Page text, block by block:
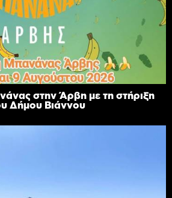
στην Άρβη με τη στήριξη
Δήμου Βιάννου